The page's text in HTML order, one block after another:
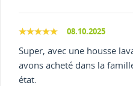
08.10.2025
Super, avec une housse
avons acheté dans la
état.